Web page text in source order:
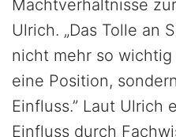
Machtverhältnisse
Ulrich. „Das Tolle an
nicht mehr so
eine Position,
Einfluss.” Laut Ulrich
Einfluss durch